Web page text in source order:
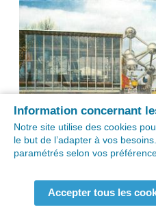
Information concernant
Notre site utilise des cookies
le but de l’adapter à vos
paramétrés selon vos
Accepter tous les